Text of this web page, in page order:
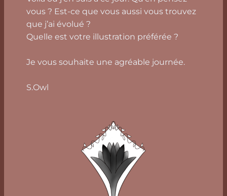
vous ? Est-ce que vous aussi vous trouvez
que j’ai évolué ?
Quelle est votre illustration préférée ?
Je vous souhaite une agréable journée.
S.Owl